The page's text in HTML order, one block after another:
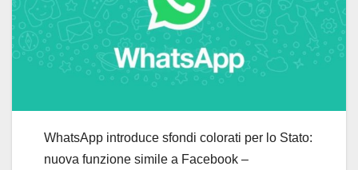
WhatsApp introduce sfondi colorati per lo Stato:
nuova funzione simile a Facebook –